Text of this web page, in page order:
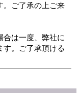
。ご了承の上ご来
合は一度、弊社に
す。ご了承頂ける